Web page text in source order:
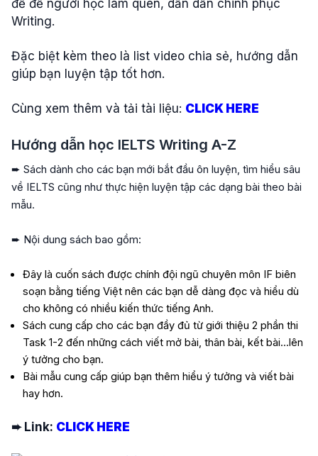
đề để người học làm quen, dần dần chinh phục
Writing.
Đặc biệt kèm theo là list video chia sẻ, hướng dẫn
giúp bạn luyện tập tốt hơn.
Cùng xem thêm và tải tài liệu: CLICK HERE
Hướng dẫn học IELTS Writing A-Z
➨ Sách dành cho các bạn mới bắt đầu ôn luyện, tìm hiểu sâu
về IELTS cũng như thực hiện luyện tập các dạng bài theo bài
mẫu.
➨ Nội dung sách bao gồm:
Đây là cuốn sách được chính đội ngũ chuyên môn IF biên
soạn bằng tiếng Việt nên các bạn dễ dàng đọc và hiểu dù
cho không có nhiều kiến thức tiếng Anh.
Sách cung cấp cho các bạn đầy đủ từ giới thiệu 2 phần thi
Task 1-2 đến những cách viết mở bài, thân bài, kết bài...lên
ý tưởng cho bạn.
Bài mẫu cung cấp giúp bạn thêm hiểu ý tưởng và viết bài
hay hơn.
➨ Link: CLICK HERE